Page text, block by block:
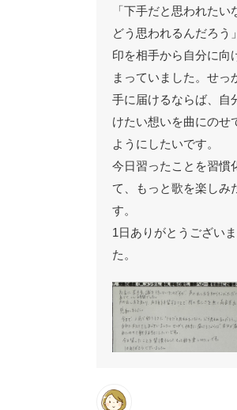
「下手だと思われたい
どう思われるんだろう
印を相手から自分に向
まっていました。せっ
手に届けるならば、自
けたい想いを曲にのせ
ようにしたいです。
今日習ったことを習慣
て、もっと歌を楽しみ
す。
1日ありがとうござい
た。